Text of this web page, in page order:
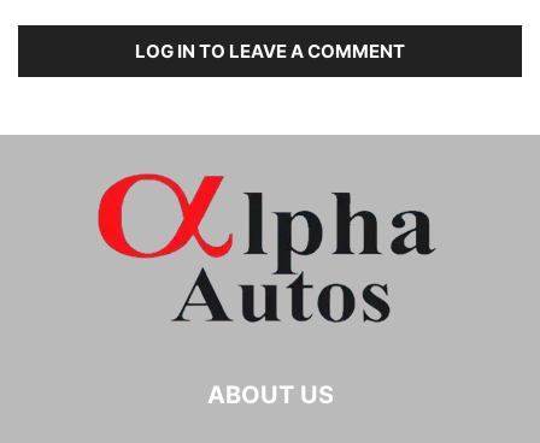
LOG IN TO LEAVE A COMMENT
ABOUT US